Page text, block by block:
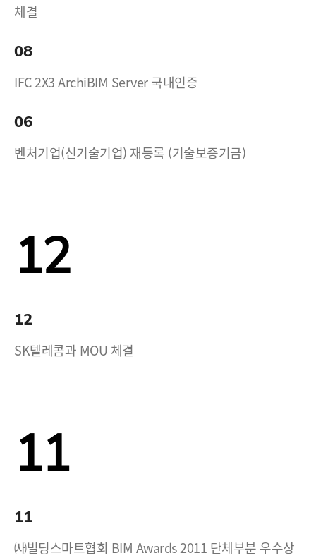
체결
08
IFC 2X3 ArchiBIM Server 국내인증
06
벤처기업(신기술기업) 재등록 (기술보증기금)
12
12
SK텔레콤과 MOU 체결
11
11
㈔빌딩스마트협회 BIM Awards 2011 단체부분 우수상